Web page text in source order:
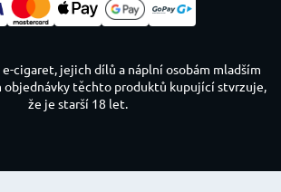
cigaret, jejich dílů a náplní osobám mladším
objednávky těchto produktů kupující stvrzuje,
že je starší 18 let.